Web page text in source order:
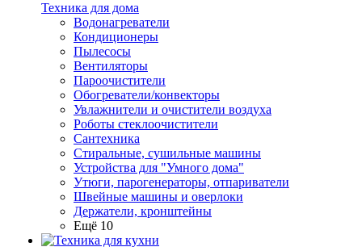
Техника для дома
Водонагреватели
Кондиционеры
Пылесосы
Вентиляторы
Пароочистители
Обогреватели/конвекторы
Увлажнители и очистители воздуха
Роботы стеклоочистители
Сантехника
Стиральные, сушильные машины
Устройства для "Умного дома"
Утюги, парогенераторы, отпариватели
Швейные машины и оверлоки
Держатели, кронштейны
Ещё 10